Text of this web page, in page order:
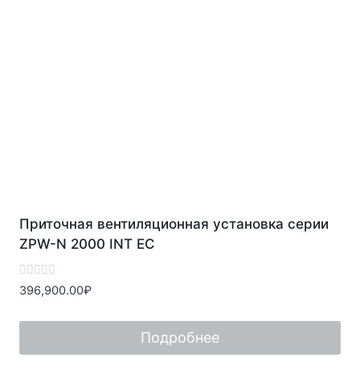
Приточная вентиляционная установка серии
ZPW-N 2000 INT EC
Оценка
0
5
396,900.00₽
Подробнее